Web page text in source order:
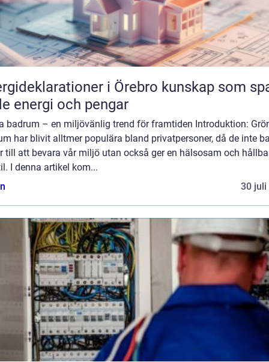
i Örebro kunskap som sparar
energi och pengar
badrum – en miljövänlig trend för framtiden Introduktion:
har blivit alltmer populära bland privatpersoner, då de inte
till att bevara vår miljö utan också ger en hälsosam och
I denna artikel kom...
30 juli